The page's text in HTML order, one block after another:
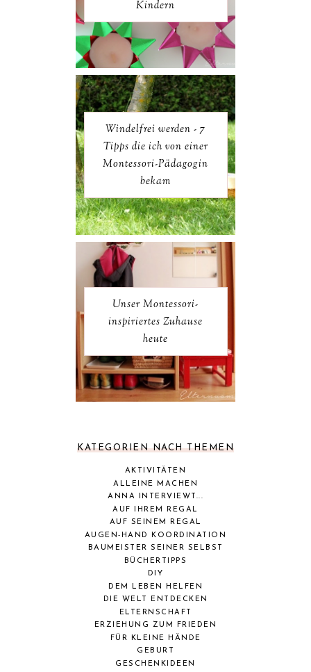
Kindern
Windelfrei werden - 7
Tipps die ich von einer
Montessori-Pädagogin
bekam
Unser Montessori-
inspiriertes Zuhause
heute
KATEGORIEN NACH THEMEN
AKTIVITÄTEN
ALLEINE MACHEN
ANNA INTERVIEWT...
AUF IHREM REGAL
AUF SEINEM REGAL
AUGEN-HAND KOORDINATION
BAUMEISTER SEINER SELBST
BÜCHERTIPPS
DIY
DEM LEBEN HELFEN
DIE WELT ENTDECKEN
ELTERNSCHAFT
ERZIEHUNG ZUM FRIEDEN
FÜR KLEINE HÄNDE
GEBURT
GESCHENKIDEEN